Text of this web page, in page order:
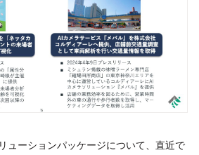
ューションパッケージについて、直近で